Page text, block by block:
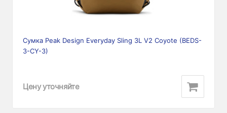
Сумка Peak Design Everyday Sling 3L V2 Coyote (BEDS-
3-CY-3)
Цену уточняйте